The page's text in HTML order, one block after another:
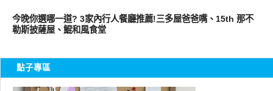
今晚你選哪一道? 3家內行人餐廳推薦!三多屋爸爸嘴、15th 那不
勒斯披薩屋、鯤和風食堂
點子專區